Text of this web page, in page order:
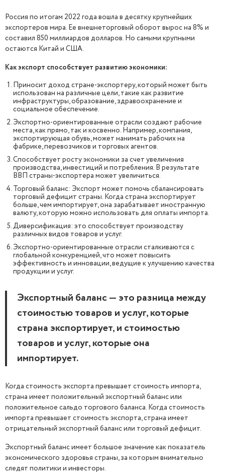
Россия по итогам 2022 года вошла в десятку крупнейших
экспортеров мира. Ее внешнеторговый оборот вырос на 8% и
составил 850 миллиардов долларов. Но самыми крупными
остаются Китай и США.
Как экспорт способствует развитию экономики:
Приносит доход стране-экспортеру, который может быть
использован на различные цели, такие как развитие
инфраструктуры, образование, здравоохранение и
социальное обеспечение.
Экспортно-ориентированные отрасли создают рабочие
места, как прямо, так и косвенно. Например, компания,
экспортирующая обувь, может нанимать рабочих на
фабрике, перевозчиков и торговых агентов.
Способствует росту экономики за счет увеличения
производства, инвестиций и потребления. В результате
ВВП страны-экспортера может увеличиться.
Торговый баланс: Экспорт может помочь сбалансировать
торговый дефицит страны. Когда страна экспортирует
больше, чем импортирует, она зарабатывает иностранную
валюту, которую можно использовать для оплаты импорта.
Диверсификация: это способствует производству
различных видов товаров и услуг.
Экспортно-ориентированные отрасли сталкиваются с
глобальной конкуренцией, что может повысить
эффективность и инновации, ведущие к улучшению качества
продукции и услуг.
Экспортный баланс — это разница между
стоимостью товаров и услуг, которые
страна экспортирует, и стоимостью
товаров и услуг, которые она
импортирует.
Когда стоимость экспорта превышает стоимость импорта,
страна имеет положительный экспортный баланс или
положительное сальдо торгового баланса. Когда стоимость
импорта превышает стоимость экспорта, страна имеет
отрицательный экспортный баланс или торговый дефицит.
Экспортный баланс имеет большое значение как показатель
экономического здоровья страны, за которым внимательно
следят политики и инвесторы.